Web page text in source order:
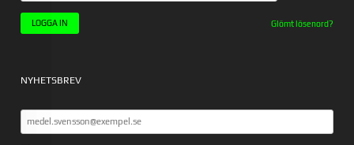
Glömt lösenord?
NYHETSBREV